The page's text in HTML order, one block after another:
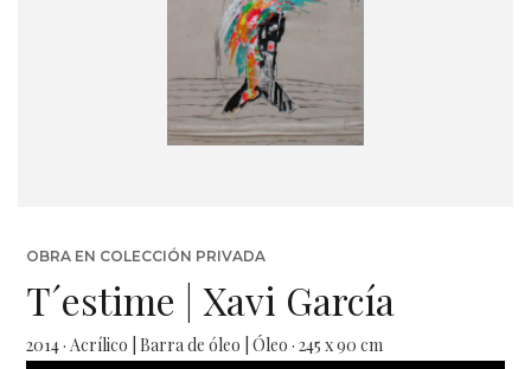
OBRA EN COLECCIÓN PRIVADA
T´estime | Xavi García
2014 · Acrílico | Barra de óleo | Óleo · 245 x 90 cm